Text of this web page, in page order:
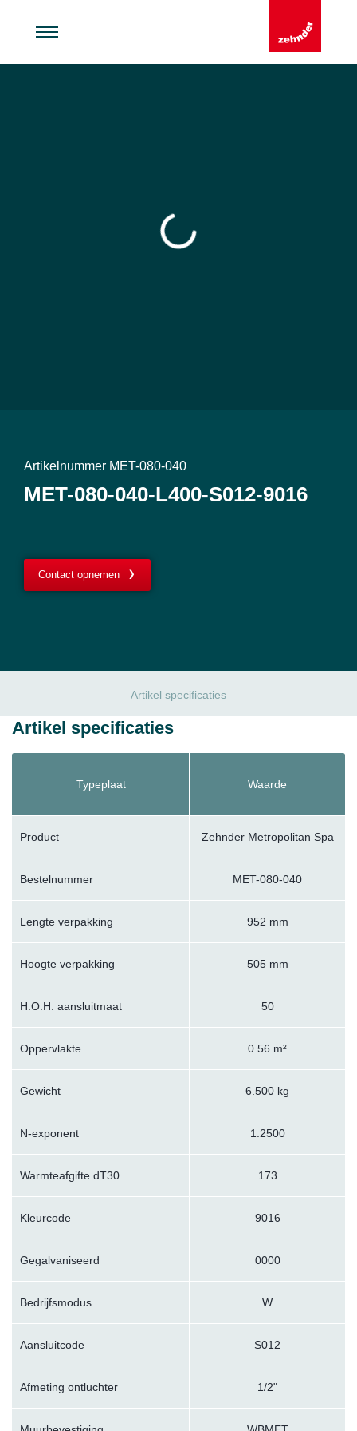
Artikelnummer MET-080-040
MET-080-040-L400-S012-9016
Contact opnemen
Artikel specificaties
Artikel specificaties
Typeplaat Waarde
Product Zehnder Metropolitan Spa
Bestelnummer MET-080-040
Lengte verpakking 952 mm
Hoogte verpakking 505 mm
H.O.H. aansluitmaat 50
Oppervlakte 0.56 m²
Gewicht 6.500 kg
N-exponent 1.2500
Warmteafgifte dT30 173
Kleurcode 9016
Gegalvaniseerd 0000
Bedrijfsmodus W
Aansluitcode S012
Afmeting ontluchter 1/2"